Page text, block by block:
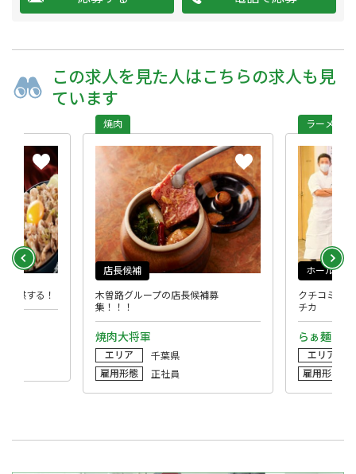
この求人を 見た人はこちらの求人も 見
ています
提供する！
焼肉大将軍
木曽路グループの店長候補募
集！！！
焼肉
店長候補
エリア
千葉県
雇用形態
正社員
らぁ麺は
クチコミ人
チカ
ラーメン
ホール
エリア
雇用形態